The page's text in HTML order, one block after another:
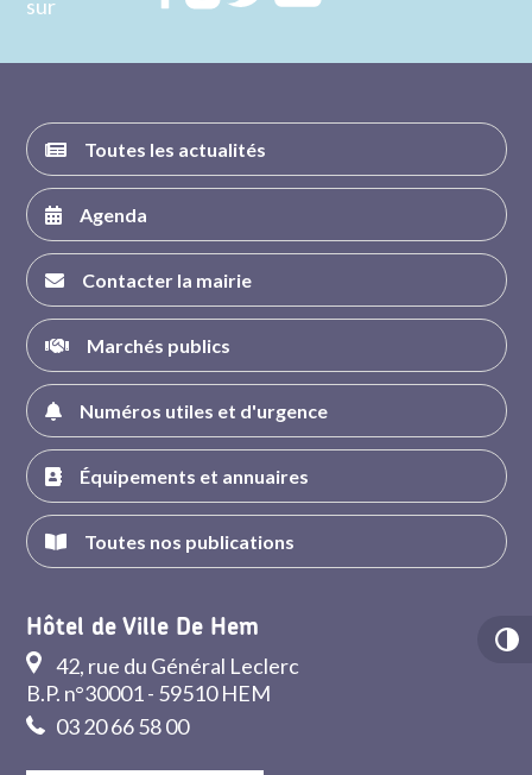
sur
Toutes les actualités
Agenda
Contacter la mairie
Marchés publics
Numéros utiles et d'urgence
Équipements et annuaires
Toutes nos publications
Hôtel de Ville De Hem
42, rue du Général Leclerc
B.P. n°30001 - 59510 HEM
03 20 66 58 00